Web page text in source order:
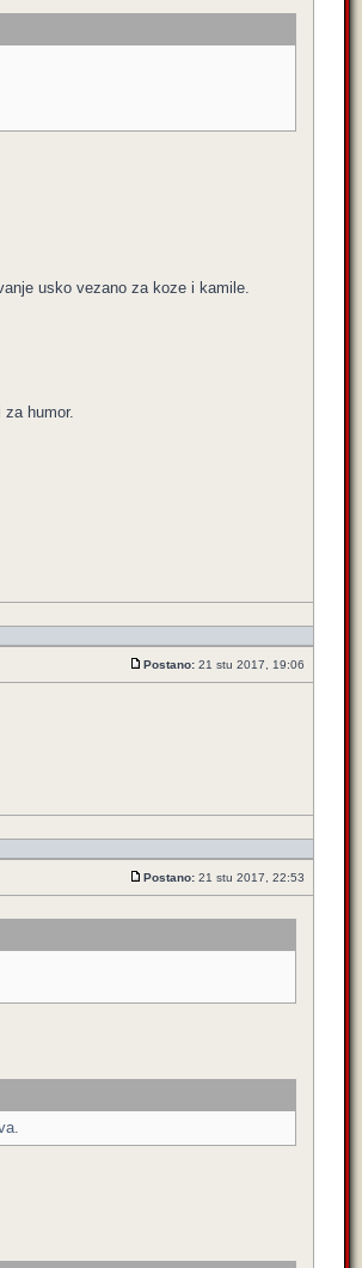
usko vezano za koze i kamile.
humor.
Postano: 21 stu 2017, 19:06
Postano: 21 stu 2017, 22:53